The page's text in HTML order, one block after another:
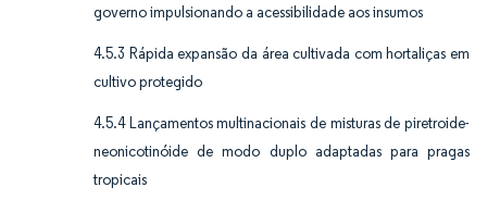
governo impulsionando a acessibilidade aos insumos
4.5.3 Rápida expansão da área cultivada com hortaliças em
cultivo protegido
4.5.4 Lançamentos multinacionais de misturas de piretroide-
neonicotinóide de modo duplo adaptadas para pragas
tropicais